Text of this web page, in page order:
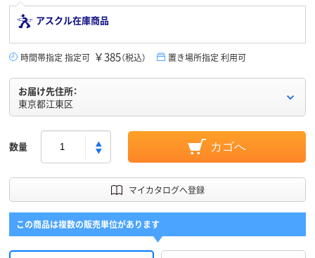
アスクル在庫商品
時間帯指定 指定可 ￥385（税込） 置き場所指定 利用可
お届け先住所：
東京都江東区
数量 カゴへ
マイカタログへ登録
この商品は複数の販売単位があります